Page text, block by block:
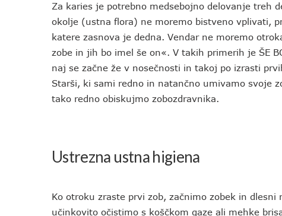
Za karies je potrebno medsebojno delovanje treh
okolje (ustna flora) ne moremo bistveno vplivati,
katere zasnova je dedna. Vendar ne moremo
zobe in jih bo imel še on«. V takih primerih je ŠE
naj se začne že v nosečnosti in takoj po izrasti
Starši, ki sami redno in natančno umivamo svoje
tako redno obiskujmo zobozdravnika.
Ustrezna ustna higiena
Ko otroku zraste prvi zob, začnimo zobek in
učinkovito očistimo s koščkom gaze ali mehke